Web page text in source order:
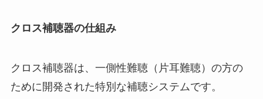
クロス補聴器の仕組み
クロス補聴器は、一側性難聴（片耳難聴）の方の
ために開発された特別な補聴システムです。